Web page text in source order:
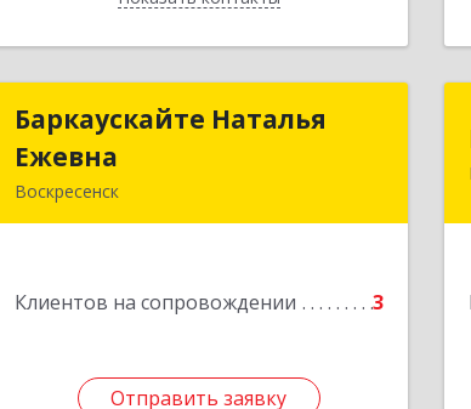
Баркаускайте Наталья
Ежевна
Воскресенск
Клиентов на сопровождении 3
Отправить заявку
Баркаускайте Наталья
55А